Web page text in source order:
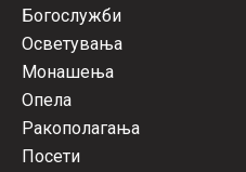
Богослужби
Осветувања
Монашења
Опела
Ракополагања
Посети